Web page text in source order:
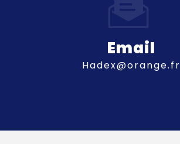
Email
hadex@orange.fr